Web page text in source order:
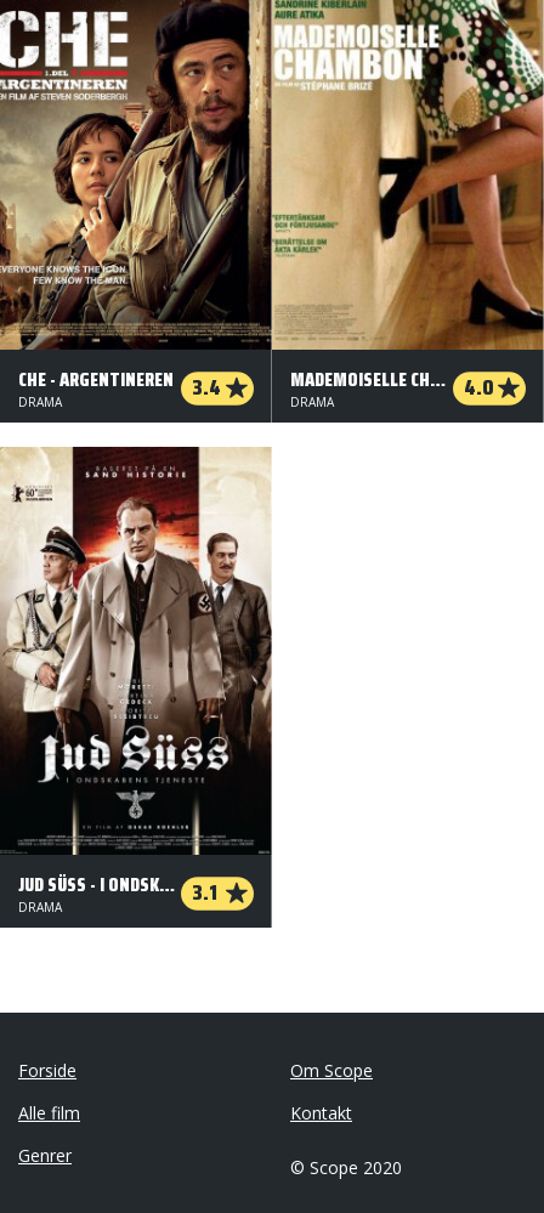
CHE - ARGENTINEREN 3.4
DRAMA
MADEMOISELLE CHAMBON 4.0
DRAMA
JUD SÜSS - I ONDSKABENS TJENESTE 3.1
DRAMA
Forside
Alle film
Genrer
Om Scope
Kontakt
© Scope 2020